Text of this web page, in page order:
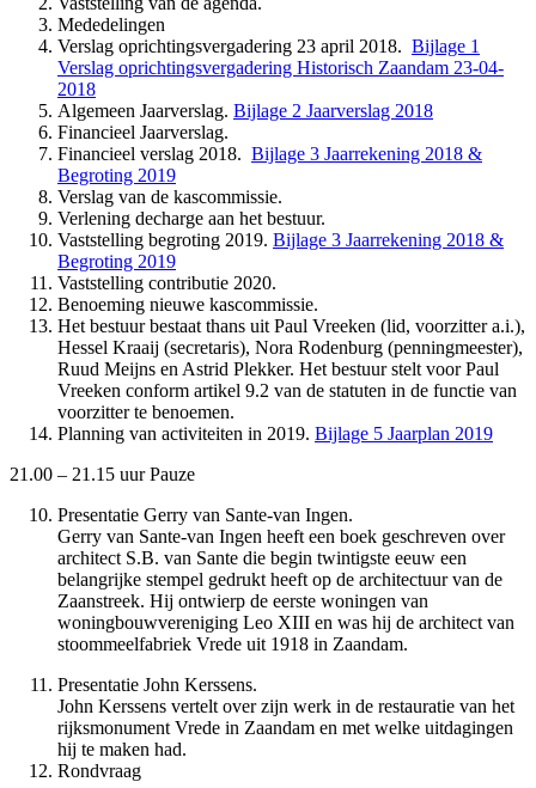
Mededelingen
Verslag oprichtingsvergadering 23 april 2018. Bijlage 1
Verslag oprichtingsvergadering Historisch Zaandam 23-04-
2018
Algemeen Jaarverslag. Bijlage 2 Jaarverslag 2018
Financieel Jaarverslag.
Financieel verslag 2018. Bijlage 3 Jaarrekening 2018 &
Begroting 2019
Verslag van de kascommissie.
Verlening decharge aan het bestuur.
Vaststelling begroting 2019. Bijlage 3 Jaarrekening 2018 &
Begroting 2019
Vaststelling contributie 2020.
Benoeming nieuwe kascommissie.
Het bestuur bestaat thans uit Paul Vreeken (lid, voorzitter a.i.),
Hessel Kraaij (secretaris), Nora Rodenburg (penningmeester),
Ruud Meijns en Astrid Plekker. Het bestuur stelt voor Paul
Vreeken conform artikel 9.2 van de statuten in de functie van
voorzitter te benoemen.
Planning van activiteiten in 2019. Bijlage 5 Jaarplan 2019
21.00 – 21.15 uur Pauze
Presentatie Gerry van Sante-van Ingen.
Gerry van Sante-van Ingen heeft een boek geschreven over
architect S.B. van Sante die begin twintigste eeuw een
belangrijke stempel gedrukt heeft op de architectuur van de
Zaanstreek. Hij ontwierp de eerste woningen van
woningbouwvereniging Leo XIII en was hij de architect van
stoommeelfabriek Vrede uit 1918 in Zaandam.
Presentatie John Kerssens.
John Kerssens vertelt over zijn werk in de restauratie van het
rijksmonument Vrede in Zaandam en met welke uitdagingen
hij te maken had.
Rondvraag